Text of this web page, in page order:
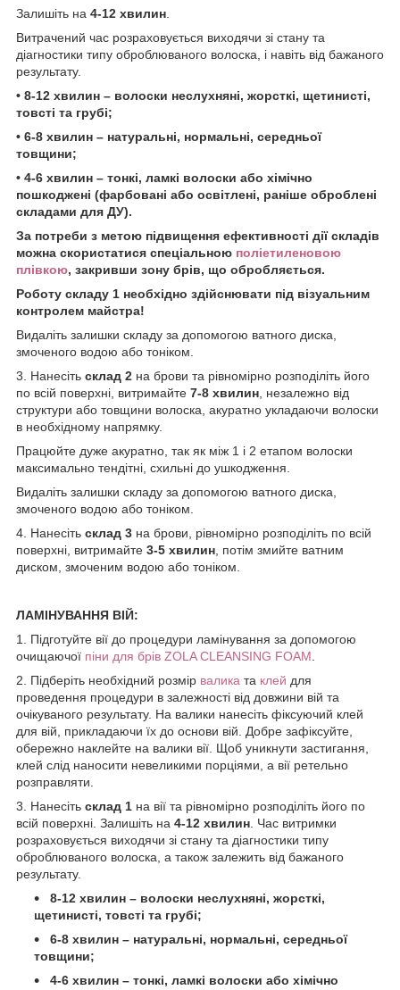
Залишіть на 4-12 хвилин.
Витрачений час розраховується виходячи зі стану та
діагностики типу оброблюваного волоска, і навіть від бажаного
результату.
• 8-12 хвилин – волоски неслухняні, жорсткі, щетинисті,
товсті та грубі;
• 6-8 хвилин – натуральні, нормальні, середньої
товщини;
• 4-6 хвилин – тонкі, ламкі волоски або хімічно
пошкоджені (фарбовані або освітлені, раніше оброблені
складами для ДУ).
За потреби з метою підвищення ефективності дії складів
можна скористатися спеціальною поліетиленовою
плівкою, закривши зону брів, що обробляється.
Роботу складу 1 необхідно здійснювати під візуальним
контролем майстра!
Видаліть залишки складу за допомогою ватного диска,
змоченого водою або тоніком.
3. Нанесіть склад 2 на брови та рівномірно розподіліть його
по всій поверхні, витримайте 7-8 хвилин, незалежно від
структури або товщини волоска, акуратно укладаючи волоски
в необхідному напрямку.
Працюйте дуже акуратно, так як між 1 і 2 етапом волоски
максимально тендітні, схильні до ушкодження.
Видаліть залишки складу за допомогою ватного диска,
змоченого водою або тоніком.
4. Нанесіть склад 3 на брови, рівномірно розподіліть по всій
поверхні, витримайте 3-5 хвилин, потім змийте ватним
диском, змоченим водою або тоніком.
ЛАМІНУВАННЯ ВІЙ:
1. Підготуйте вії до процедури ламінування за допомогою
очищаючої піни для брів ZOLA CLEANSING FOAM.
2. Підберіть необхідний розмір валика та клей для
проведення процедури в залежності від довжини вій та
очікуваного результату. На валики нанесіть фіксуючий клей
для вій, прикладаючи їх до основи вій. Добре зафіксуйте,
обережно наклейте на валики вії. Щоб уникнути застигання,
клей слід наносити невеликими порціями, а вії ретельно
розправляти.
3. Нанесіть склад 1 на вії та рівномірно розподіліть його по
всій поверхні. Залишіть на 4-12 хвилин. Час витримки
розраховується виходячи зі стану та діагностики типу
оброблюваного волоска, а також залежить від бажаного
результату.
8-12 хвилин – волоски неслухняні, жорсткі,
щетинисті, товсті та грубі;
6-8 хвилин – натуральні, нормальні, середньої
товщини;
4-6 хвилин – тонкі, ламкі волоски або хімічно